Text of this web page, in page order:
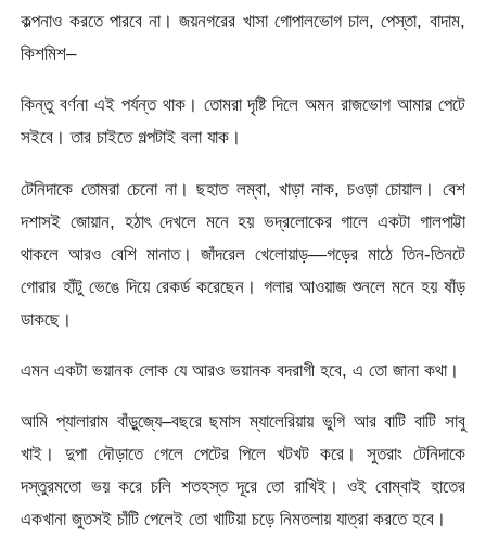
কল্পনাও করতে পারবে না। জয়নগরের খাসা গোপালভোগ চাল, পেস্তা, বাদাম,
কিশমিশ–
কিন্তু বর্ণনা এই পর্যন্ত থাক। তোমরা দৃষ্টি দিলে অমন রাজভোগ আমার পেটে
সইবে। তার চাইতে গল্পটাই বলা যাক।
টেনিদাকে তোমরা চেনো না। ছহাত লম্বা, খাড়া নাক, চওড়া চোয়াল। বেশ
দশাসই জোয়ান, হঠাৎ দেখলে মনে হয় ভদ্রলোকের গালে একটা গালপাট্টা
থাকলে আরও বেশি মানাত। জাঁদরেল খেলোয়াড়—গড়ের মাঠে তিন-তিনটে
গোরার হাঁটু ভেঙে দিয়ে রেকর্ড করেছেন। গলার আওয়াজ শুনলে মনে হয় ষাঁড়
ডাকছে।
এমন একটা ভয়ানক লোক যে আরও ভয়ানক বদরাগী হবে, এ তো জানা কথা।
আমি প্যালারাম বাঁড়ুজ্যে–বছরে ছমাস ম্যালেরিয়ায় ভুগি আর বাটি বাটি সাবু
খাই। দুপা দৌড়াতে গেলে পেটের পিলে খটখট করে। সুতরাং টেনিদাকে
দস্তুরমতো ভয় করে চলি শতহস্ত দূরে তো রাখিই। ওই বোম্বাই হাতের
একখানা জুতসই চাঁটি পেলেই তো খাটিয়া চড়ে নিমতলায় যাত্রা করতে হবে।